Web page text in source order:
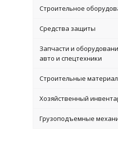
Строительное
Средства защиты
Запчасти и
авто и спецтехники
Строительные
Хозяйственный
Грузоподъемные